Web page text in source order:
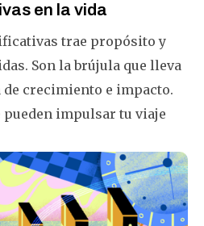
en la vida
trae propósito y
Son la brújula que lleva
crecimiento e impacto.
pueden impulsar tu viaje